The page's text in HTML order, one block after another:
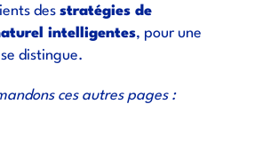
desstratégies de
intelligentes, pour une
distingue.
ces autres pages :